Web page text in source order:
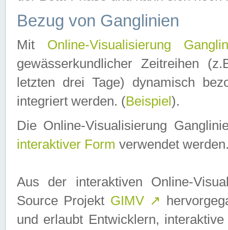
Bezug von Ganglinien
Mit Online-Visualisierung
gewässerkundlicher Zeitreihen
letzten drei Tage) dynamisch
integriert werden. (Beispiel ).
Die Online-Visualisierung
interaktiver Form verwendet
Aus der interaktiven Online-
Source Projekt GIMV ↗
und erlaubt Entwicklern,